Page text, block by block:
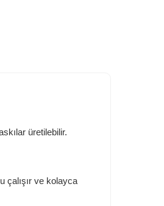
üretilebilir.
çalışır ve kolayca